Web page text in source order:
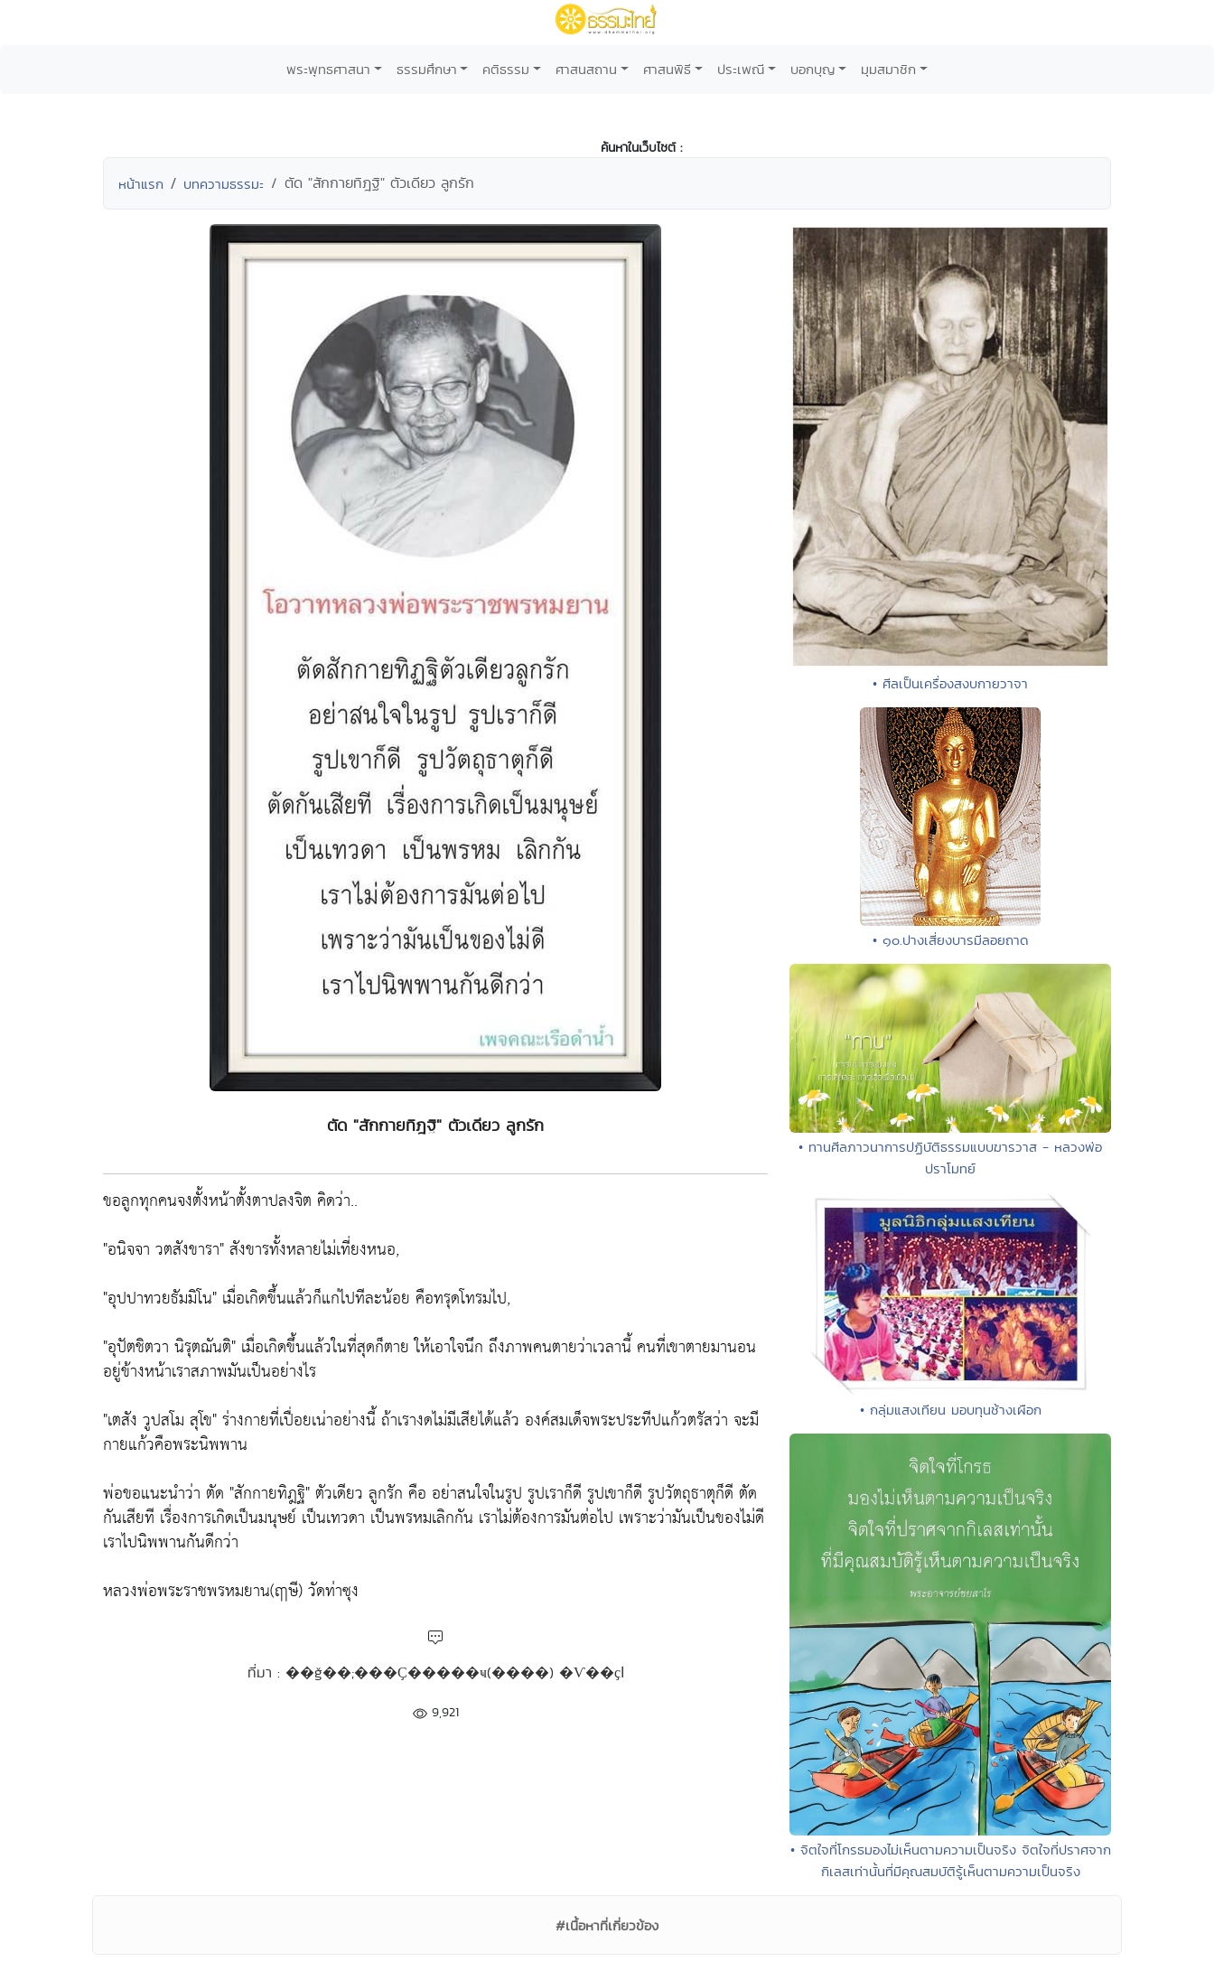
พระพุทธศาสนา ธรรมศึกษา คติธรรม ศาสนสถาน ศาสนพิธี ประเพณี บอกบุญ มุมสมาชิก
ค้นหาในเว็บไซต์ :
หน้าแรก บทความธรรมะ ตัด "สักกายทิฎฐิ" ตัวเดียว ลูกรัก
ตัด "สักกายทิฎฐิ" ตัวเดียว ลูกรัก
ขอลูกทุกคนจงตั้งหน้าตั้งตาปลงจิต คิดว่า..
"อนิจจา วตสังขารา" สังขารทั้งหลายไม่เที่ยงหนอ,
"อุปปาทวยธัมมิโน" เมื่อเกิดขึ้นแล้วก็แก่ไปทีละน้อย คือทรุดโทรมไป,
"อุปัตชิตวา นิรุตฌันติ" เมื่อเกิดขึ้นแล้วในที่สุดก็ตาย ให้เอาใจนึก ถึงภาพคนตายว่าเวลานี้ คนที่เขาตายมานอน
อยู่ข้างหน้าเราสภาพมันเป็นอย่างไร
"เตสัง วูปสโม สุโข" ร่างกายที่เปื่อยเน่าอย่างนี้ ถ้าเรางดไม่มีเสียได้แล้ว องค์สมเด็จพระประทีปแก้วตรัสว่า จะมี
กายแก้วคือพระนิพพาน
พ่อขอแนะนำว่า ตัด "สักกายทิฎฐิ" ตัวเดียว ลูกรัก คือ อย่าสนใจในรูป รูปเราก็ดี รูปเขาก็ดี รูปวัตถุธาตุก็ดี ตัด
กันเสียที เรื่องการเกิดเป็นมนุษย์ เป็นเทวดา เป็นพรหมเลิกกัน เราไม่ต้องการมันต่อไป เพราะว่ามันเป็นของไม่ดี
เราไปนิพพานกันดีกว่า
หลวงพ่อพระราชพรหมยาน(ฤๅษี) วัดท่าซุง
ที่มา : ��ǧ��;���Ҫ�����ҹ(����) �Ѵ��ҫا
9,921
• ศีลเป็นเครื่องสงบกายวาจา
• ๑๐.ปางเสี่ยงบารมีลอยถาด
• ทานศีลภาวนาการปฏิบัติธรรมแบบฆารวาส - หลวงพ่อ
ปราโมทย์
• กลุ่มแสงเทียน มอบทุนช้างเผือก
• จิตใจที่โกรธมองไม่เห็นตามความเป็นจริง จิตใจที่ปราศจาก
กิเลสเท่านั้นที่มีคุณสมบัติรู้เห็นตามความเป็นจริง
#เนื้อหาที่เกี่ยวข้อง